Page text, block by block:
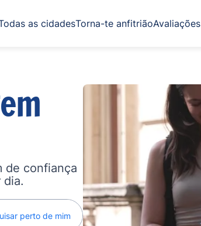
as cidadesTorna-te anfitriãoAvaliações
de confiança
dia.
perto de mim